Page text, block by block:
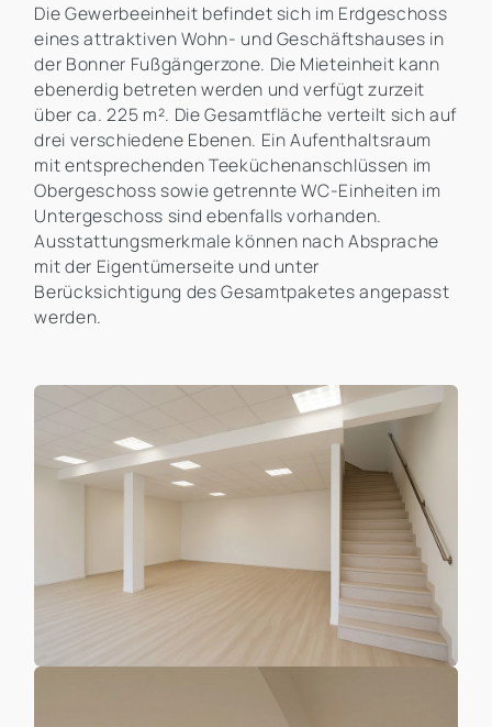
Die Gewerbeeinheit befindet sich im Erdgeschoss
eines attraktiven Wohn- und Geschäftshauses in
der Bonner Fußgängerzone. Die Mieteinheit kann
ebenerdig betreten werden und verfügt zurzeit
über ca. 225 m². Die Gesamtfläche verteilt sich auf
drei verschiedene Ebenen. Ein Aufenthaltsraum
mit entsprechenden Teeküchenanschlüssen im
Obergeschoss sowie getrennte WC-Einheiten im
Untergeschoss sind ebenfalls vorhanden.
Ausstattungsmerkmale können nach Absprache
mit der Eigentümerseite und unter
Berücksichtigung des Gesamtpaketes angepasst
werden.